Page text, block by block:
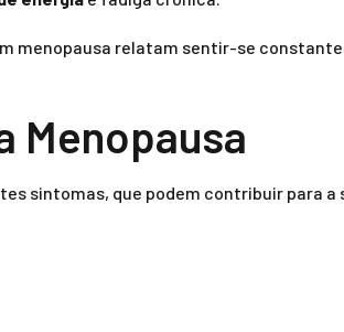
menopausa relatam sentir-se
Menopausa
sintomas, que podem contribuir para a